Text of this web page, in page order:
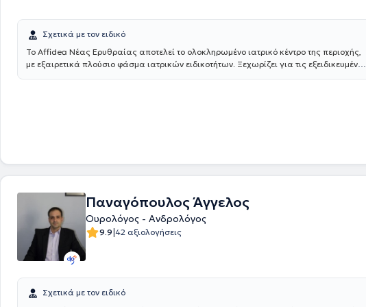
Σχετικά με τον ειδικό
Το Affidea Νέας Ερυθραίας αποτελεί το ολοκληρωμένο ιατρικό κέντρο της περιοχής,
με εξαιρετικά πλούσιο φάσμα ιατρικών ειδικοτήτων. Ξεχωρίζει για τις εξειδικευμένες
Παναγόπουλος Άγγελος
Ουρολόγος - Ανδρολόγος
9.9|42 αξιολογήσεις
Σχετικά με τον ειδικό